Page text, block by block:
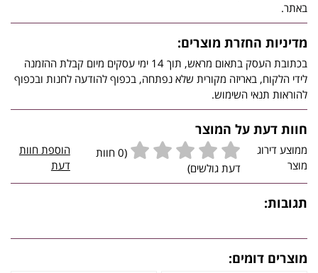
באתר.
מדיניות החזרת מוצרים:
בכתובת העסק בתאום מראש, תוך 14 ימי עסקים מיום קבלת ההזמנה
לידי הלקוח, באריזה מקורית שלא נפתחה, בכפוף להודעה לחנות ובכפוף
להוראות תנאי השימוש.
חוות דעת על המוצר
ממוצע דירוג
מוצר
(0 חוות
דעת גולשים)
הוספת חוות
דעת
תגובות:
מוצרים דומים: